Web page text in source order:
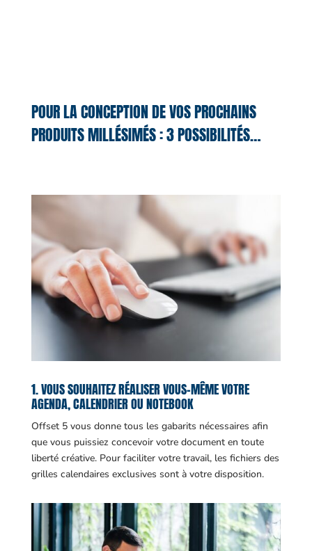
POUR LA CONCEPTION DE VOS PROCHAINS
PRODUITS MILLÉSIMÉS : 3 POSSIBILITÉS…
1. VOUS SOUHAITEZ RÉALISER VOUS-MÊME VOTRE
AGENDA, CALENDRIER OU NOTEBOOK
Offset 5 vous donne tous les gabarits nécessaires afin
que vous puissiez concevoir votre document en toute
liberté créative. Pour faciliter votre travail, les fichiers des
grilles calendaires exclusives sont à votre disposition.